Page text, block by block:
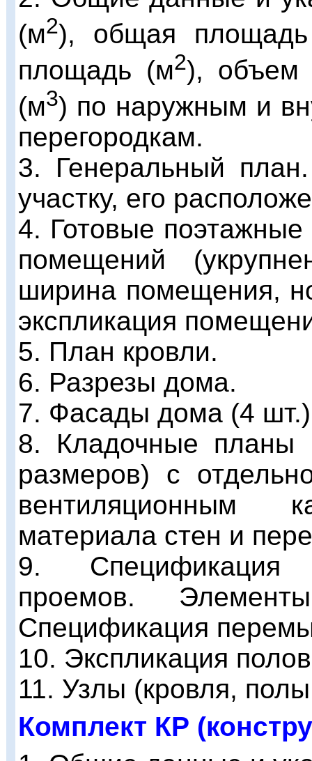
(м2), общая
площадь (м2), объем
(м3) по наружным и
перегородкам.
3. Генеральный
участку, его
4. Готовые
помещений
ширина помещения,
экспликация
5. План кровли.
6. Разрезы дома.
7. Фасады дома (4 шт.)
8. Кладочные планы
размеров) с
вентиляционным
материала стен и
9. Спецификация
проемов.
Спецификация
10. Экспликация
11. Узлы (кровля,
Комплект КР